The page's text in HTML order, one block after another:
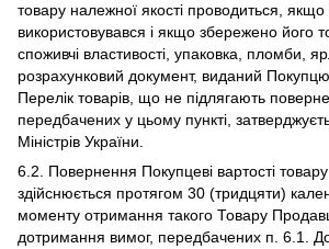
товару належної якості проводиться, якщо
використовувався і якщо збережено його
споживчі властивості, упаковка, пломби,
розрахунковий документ, виданий
Перелік товарів, що не підлягають
передбачених у цьому пункті,
Міністрів України.
6.2. Повернення Покупцеві вартості
здійснюється протягом 30 (тридцяти)
моменту отримання такого Товару
дотримання вимог, передбачених п. 6.1.